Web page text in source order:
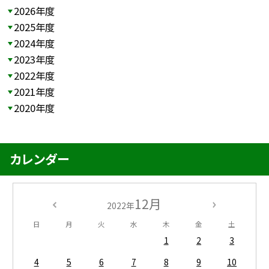
2026年度
2025年度
2024年度
2023年度
2022年度
2021年度
2020年度
カレンダー
2022年12月
日 月 火 水 木 金 土
1 2
3
4
5 6 7 8 9
10